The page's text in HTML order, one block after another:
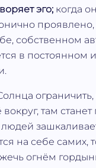
эго; когда
собственном
в постоянном
ограничить,
там станет
людей
на себе самих,
огнём